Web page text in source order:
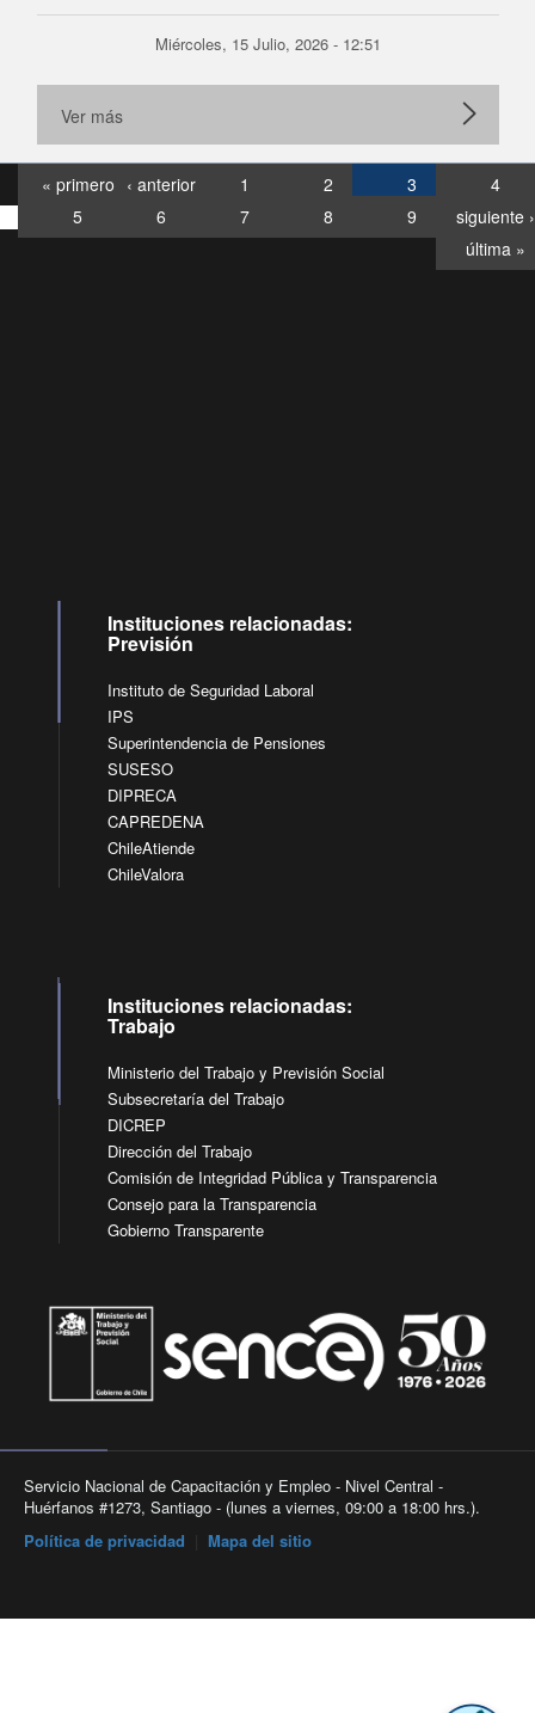
Miércoles, 15 Julio, 2026 - 12:51
Ver más
« primero ‹ anterior 1 2 3
4
5
6 7 8 9
siguiente ›
última »
Instituciones relacionadas:
Previsión
Instituto de Seguridad Laboral
IPS
Superintendencia de Pensiones
SUSESO
DIPRECA
CAPREDENA
ChileAtiende
ChileValora
Instituciones relacionadas:
Trabajo
Ministerio del Trabajo y Previsión Social
Subsecretaría del Trabajo
DICREP
Dirección del Trabajo
Comisión de Integridad Pública y Transparencia
Consejo para la Transparencia
Gobierno Transparente
Servicio Nacional de Capacitación y Empleo - Nivel Central -
Huérfanos #1273, Santiago - (lunes a viernes, 09:00 a 18:00 hrs.).
Política de privacidad
Mapa del sitio